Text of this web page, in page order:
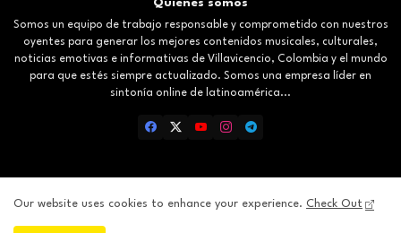
Quienes somos
Somos un equipo de trabajo responsable y comprometido con nuestros
oyentes para generar los mejores contenidos musicales, culturales,
noticias emotivas e informativas de Villavicencio, Colombia y el mundo
para que estés siempre actualizado. Somos una empresa líder en
sintonía online de latinoamérica...
Inicio About Contact us Privacy Policy
Our website uses cookies to enhance your experience. Check Out